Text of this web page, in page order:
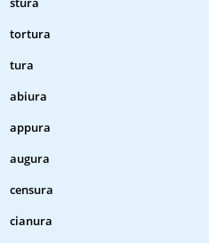
tortura
tura
abiura
appura
augura
censura
cianura